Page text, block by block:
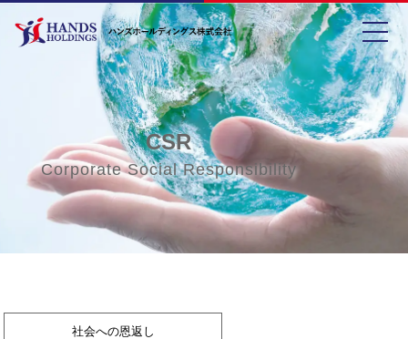
CSR
Corporate Social Responsibility
社会への恩返し